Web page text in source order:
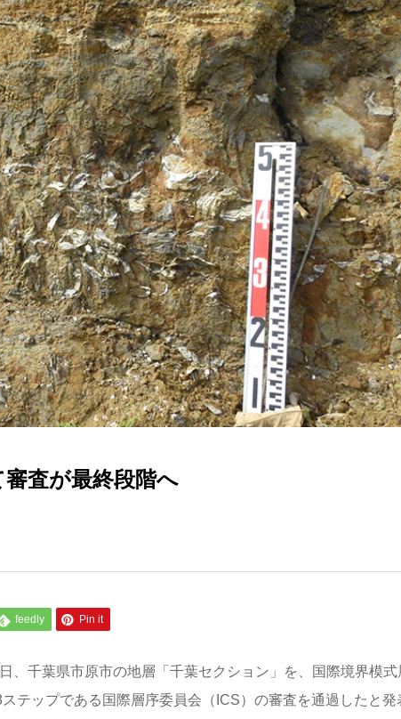
審査が最終段階へ
feedly Pin it
、千葉県市原市の地層「千葉セクション」を、国際境界模式
テップである国際層序委員会（ICS）の審査を通過したと発